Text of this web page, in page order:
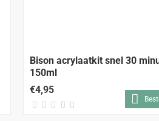
Bison acrylaatkit snel 30
150ml
€4,95